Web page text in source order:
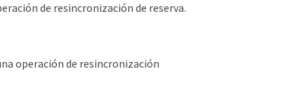
de resincronización de reserva.
operación de resincronización